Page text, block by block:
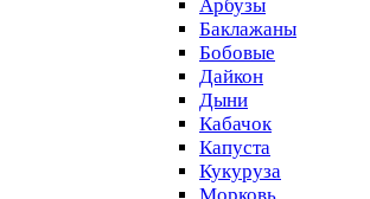
Арбузы
Баклажаны
Бобовые
Дайкон
Дыни
Кабачок
Капуста
Кукуруза